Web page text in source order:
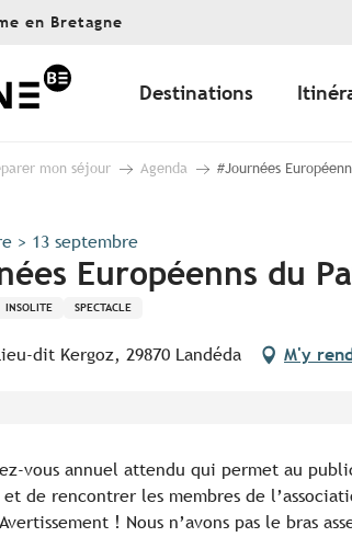
en Bretagne
Destinations
mon séjour Agenda #Journées
> 13 septembre
Européenns du
INSOLITE SPECTACLE
dit Kergoz, 29870 Landéda M'y
vous annuel attendu qui permet au
et de rencontrer les membres de
! Nous n’avons pas le bras